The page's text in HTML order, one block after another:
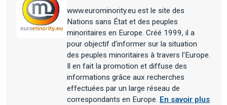
www.eurominority.eu est le site des
Nations sans État et des peuples
minoritaires en Europe. Créé 1999, il a
pour objectif d'informer sur la situation
des peuples minoritaires à travers l'Europe.
Il en fait la promotion et diffuse des
informations grâce aux recherches
effectuées par un large réseau de
correspondants en Europe. En savoir plus